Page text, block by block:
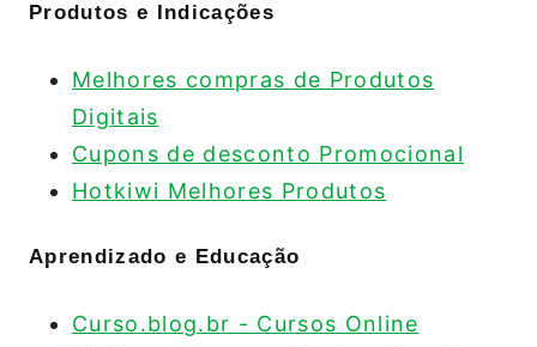
Produtos e Indicações
Melhores compras de Produtos
Digitais
Cupons de desconto Promocional
Hotkiwi Melhores Produtos
Aprendizado e Educação
Curso.blog.br - Cursos Online